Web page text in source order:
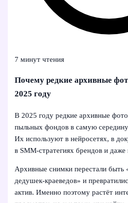
7 минут чтения
Почему редкие архивные
2025 году
В 2025 году редкие архивные
пыльных фондов в самую
Их используют в нейросетях, в
в SMM-стратегиях брендов и даже
Архивные снимки перестали быть
дедушек‑краеведов» и
актив. Именно поэтому растёт